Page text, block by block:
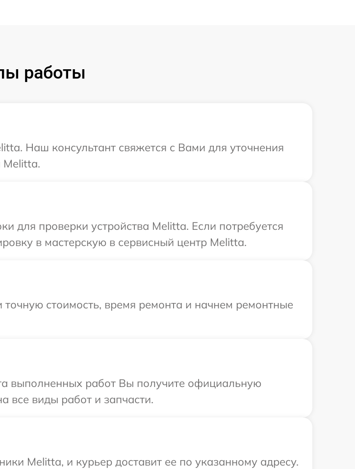
работы
Наш консультант свяжется с Вами для уточнения
Melitta.
для проверки устройства Melitta. Если потребуется
в мастерскую в сервисный центр Melitta.
стоимость, время ремонта и начнем ремонтные
выполненных работ Вы получите официальную
все виды работ и запчасти.
Melitta, и курьер доставит ее по указанному адресу.